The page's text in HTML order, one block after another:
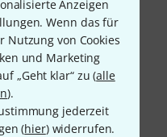
Anzeigen
Wenn das für
Nutzung von Cookies
und Marketing
„Geht klar“ zu (alle
).
jederzeit
(hier) widerrufen.